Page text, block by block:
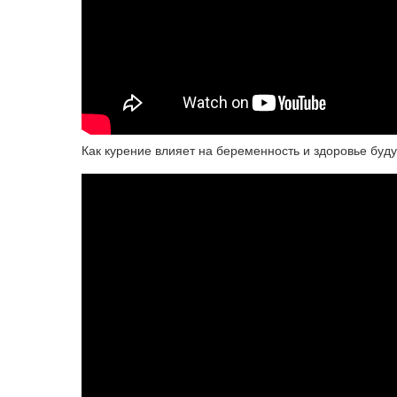
Как курение влияет на беременность и здоровье